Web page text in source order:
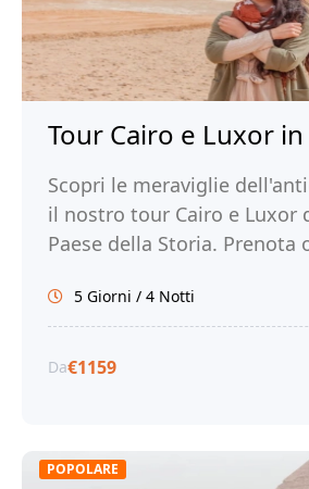
Tour Cairo e Luxor
Scopri le meraviglie
il nostro tour Cairo e Luxor
Paese della Storia. Prenota
5 Giorni / 4 Notti
Da€1159
POPOLARE